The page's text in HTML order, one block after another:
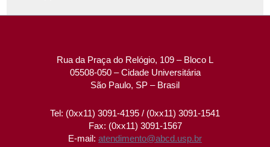
Rua da Praça do Relógio, 109 – Bloco L
05508-050 – Cidade Universitária
São Paulo, SP – Brasil
Tel: (0xx11) 3091-4195 / (0xx11) 3091-1541
Fax: (0xx11) 3091-1567
E-mail: atendimento@abcd.usp.br